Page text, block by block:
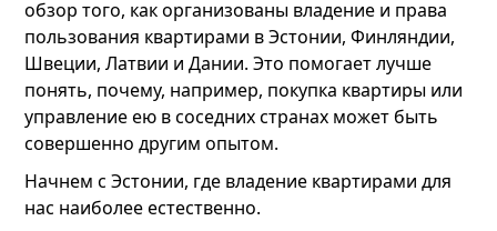
обзор того, как организованы владение и права
пользования квартирами в Эстонии, Финляндии,
Швеции, Латвии и Дании. Это помогает лучше
понять, почему, например, покупка квартиры или
управление ею в соседних странах может быть
совершенно другим опытом.
Начнем с Эстонии, где владение квартирами для
нас наиболее естественно.